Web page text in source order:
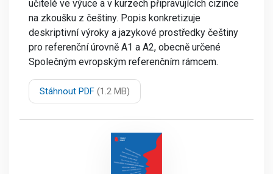
učitelé ve výuce a v kurzech připravujících cizince
na zkoušku z češtiny. Popis konkretizuje
deskriptivní výroky a jazykové prostředky češtiny
pro referenční úrovně A1 a A2, obecně určené
Společným evropským referenčním rámcem.
Stáhnout PDF (1.2 MB)